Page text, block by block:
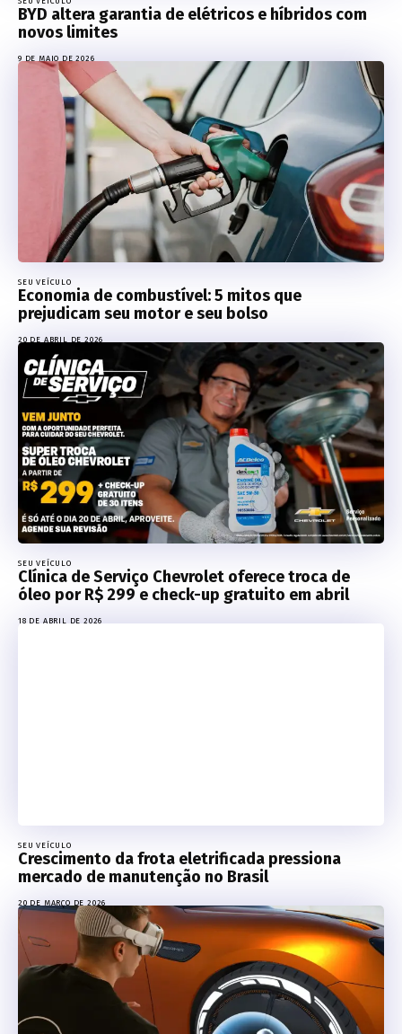
BYD altera garantia de elétricos e híbridos com
novos limites
9 DE MAIO DE 2026
SEU VEÍCULO
Economia de combustível: 5 mitos que
prejudicam seu motor e seu bolso
20 DE ABRIL DE 2026
SEU VEÍCULO
Clínica de Serviço Chevrolet oferece troca de
óleo por R$ 299 e check-up gratuito em abril
18 DE ABRIL DE 2026
SEU VEÍCULO
Crescimento da frota eletrificada pressiona
mercado de manutenção no Brasil
20 DE MARÇO DE 2026